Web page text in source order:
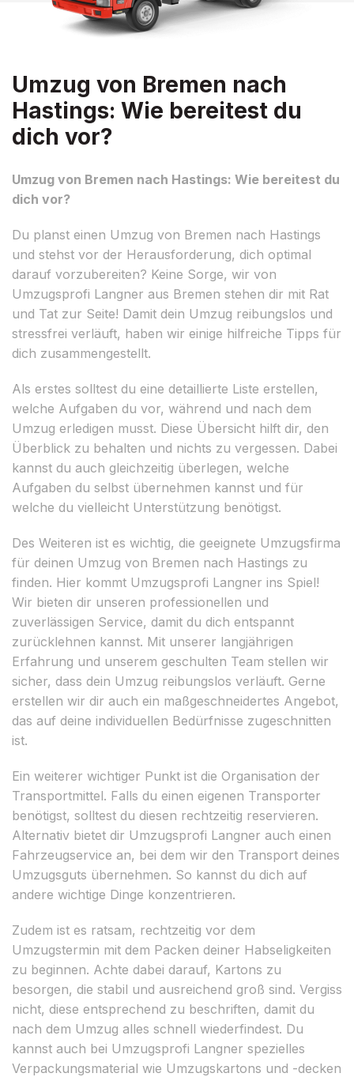
Umzug von Bremen nach
Hastings: Wie bereitest du
dich vor?
Umzug von Bremen nach Hastings: Wie bereitest du
dich vor?
Du planst einen Umzug von Bremen nach Hastings
und stehst vor der Herausforderung, dich optimal
darauf vorzubereiten? Keine Sorge, wir von
Umzugsprofi Langner aus Bremen stehen dir mit Rat
und Tat zur Seite! Damit dein Umzug reibungslos und
stressfrei verläuft, haben wir einige hilfreiche Tipps für
dich zusammengestellt.
Als erstes solltest du eine detaillierte Liste erstellen,
welche Aufgaben du vor, während und nach dem
Umzug erledigen musst. Diese Übersicht hilft dir, den
Überblick zu behalten und nichts zu vergessen. Dabei
kannst du auch gleichzeitig überlegen, welche
Aufgaben du selbst übernehmen kannst und für
welche du vielleicht Unterstützung benötigst.
Des Weiteren ist es wichtig, die geeignete Umzugsfirma
für deinen Umzug von Bremen nach Hastings zu
finden. Hier kommt Umzugsprofi Langner ins Spiel!
Wir bieten dir unseren professionellen und
zuverlässigen Service, damit du dich entspannt
zurücklehnen kannst. Mit unserer langjährigen
Erfahrung und unserem geschulten Team stellen wir
sicher, dass dein Umzug reibungslos verläuft. Gerne
erstellen wir dir auch ein maßgeschneidertes Angebot,
das auf deine individuellen Bedürfnisse zugeschnitten
ist.
Ein weiterer wichtiger Punkt ist die Organisation der
Transportmittel. Falls du einen eigenen Transporter
benötigst, solltest du diesen rechtzeitig reservieren.
Alternativ bietet dir Umzugsprofi Langner auch einen
Fahrzeugservice an, bei dem wir den Transport deines
Umzugsguts übernehmen. So kannst du dich auf
andere wichtige Dinge konzentrieren.
Zudem ist es ratsam, rechtzeitig vor dem
Umzugstermin mit dem Packen deiner Habseligkeiten
zu beginnen. Achte dabei darauf, Kartons zu
besorgen, die stabil und ausreichend groß sind. Vergiss
nicht, diese entsprechend zu beschriften, damit du
nach dem Umzug alles schnell wiederfindest. Du
kannst auch bei Umzugsprofi Langner spezielles
Verpackungsmaterial wie Umzugskartons und -decken